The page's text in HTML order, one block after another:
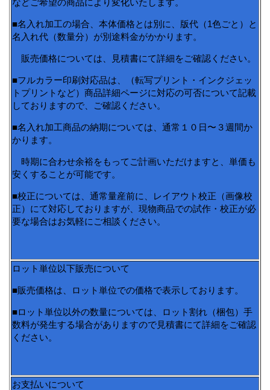
■名入れ加工の場合、本体価格とは別に、版代（1色ごと）と
名入れ代（数量分）が別途料金がかかります。
販売価格については、見積書にて詳細をご確認ください。
■フルカラー印刷対応品は、（転写プリント・インクジェッ
トプリントなど）商品詳細ページに対応の可否について記載
しておりますので、ご確認ください。
■名入れ加工商品の納期については、通常１０日〜３週間か
かります。
時期に合わせ余裕をもってご計画いただけますと、単価も
安くすることが可能です。
■校正については、通常量産前に、レイアウト校正（画像校
正）にて対応しておりますが、現物商品での試作・校正が必
要な場合はお気軽にご相談ください。
ロット単位以下販売について
■販売価格は、ロット単位での価格で表示しております。
■ロット単位以外の数量については、ロット割れ（梱包）手
数料が発生する場合がありますので見積書にて詳細をご確認
ください。
お支払いについて